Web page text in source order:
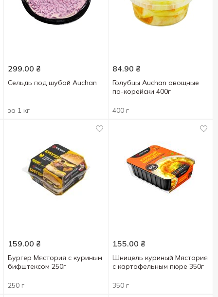
299.00 ₴
Сельдь под шубой Auchan
за 1 кг
84.90 ₴
Голубцы Auchan овощные
по-корейски 400г
400 г
159.00 ₴
Бургер Мястория с куриным
бифштексом 250г
250 г
155.00 ₴
Шницель куриный Мястория
с картофельным пюре 350г
350 г